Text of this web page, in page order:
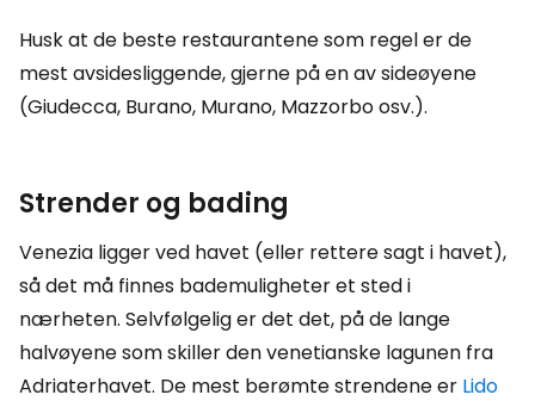
Husk at de beste restaurantene som regel er de
mest avsidesliggende, gjerne på en av sideøyene
(Giudecca, Burano, Murano, Mazzorbo osv.).
Strender og bading
Venezia ligger ved havet (eller rettere sagt i havet),
så det må finnes bademuligheter et sted i
nærheten. Selvfølgelig er det det, på de lange
halvøyene som skiller den venetianske lagunen fra
Adriaterhavet. De mest berømte strendene er Lido